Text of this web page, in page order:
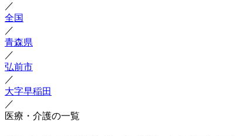
／
全国
／
青森県
／
弘前市
／
大字早稲田
／
医療・介護の一覧